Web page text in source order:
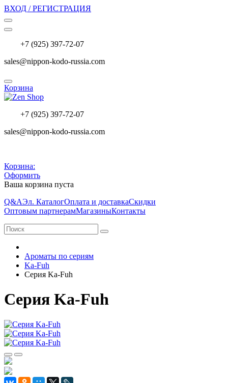
ВХОД / РЕГИСТРАЦИЯ
+7 (925) 397-72-07
sales@nippon-kodo-russia.com
Корзина
+7 (925) 397-72-07
sales@nippon-kodo-russia.com
Корзина:
Оформить
Ваша корзина пуста
Q&AЭл. КаталогОплата и доставкаСкидки
Оптовым партнерамМагазиныКонтакты
Ароматы по сериям
Ka-Fuh
Серия Ka-Fuh
Серия Ka-Fuh